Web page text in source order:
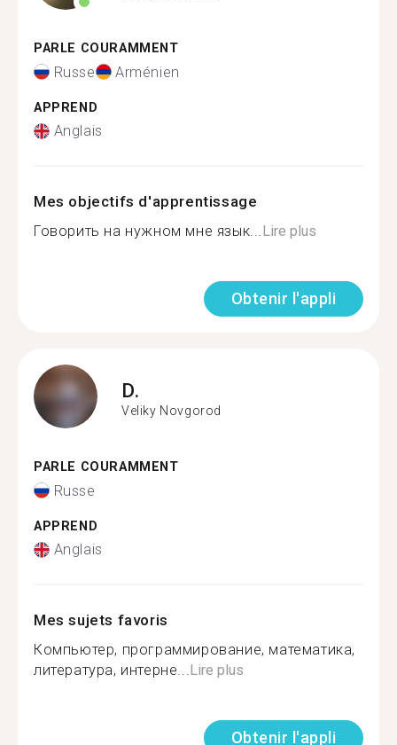
PARLE COURAMMENT
Russe Arménien
APPREND
Anglais
Mes objectifs d'apprentissage
Говорить на нужном мне язык...Lire plus
Obtenir l'appli
D.
Veliky Novgorod
PARLE COURAMMENT
Russe
APPREND
Anglais
Mes sujets favoris
Компьютер, программирование, математика,
литература, интерне...Lire plus
Obtenir l'appli